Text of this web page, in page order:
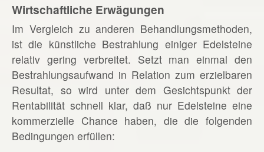
Wirtschaftliche Erwägungen
Im Vergleich zu anderen Behandlungsmethoden,
ist die künstliche Bestrahlung einiger Edelsteine
relativ gering verbreitet. Setzt man einmal den
Bestrahlungsaufwand in Relation zum erzielbaren
Resultat, so wird unter dem Gesichtspunkt der
Rentabilität schnell klar, daß nur Edelsteine eine
kommerzielle Chance haben, die die folgenden
Bedingungen erfüllen: